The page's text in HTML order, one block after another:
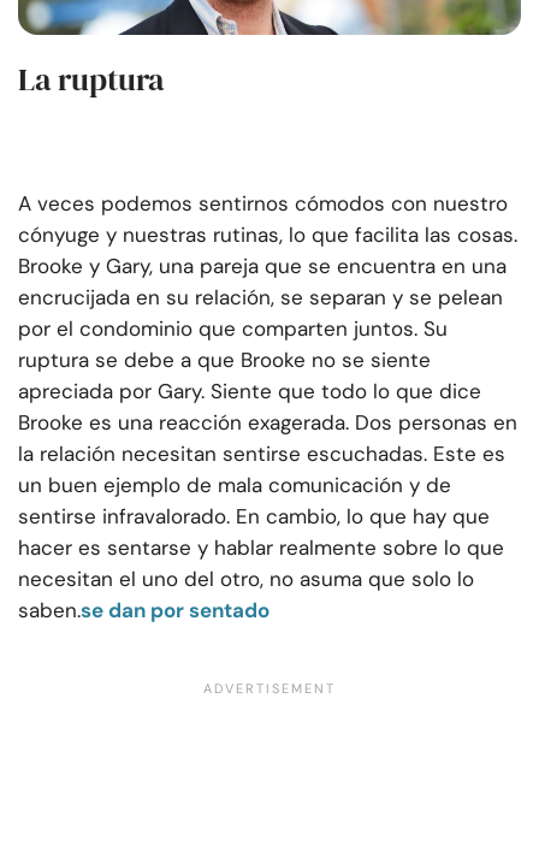
La ruptura
A veces podemos sentirnos cómodos con nuestro
cónyuge y nuestras rutinas, lo que facilita las cosas.
Brooke y Gary, una pareja que se encuentra en una
encrucijada en su relación, se separan y se pelean
por el condominio que comparten juntos. Su
ruptura se debe a que Brooke no se siente
apreciada por Gary. Siente que todo lo que dice
Brooke es una reacción exagerada. Dos personas en
la relación necesitan sentirse escuchadas. Este es
un buen ejemplo de mala comunicación y de
sentirse infravalorado. En cambio, lo que hay que
hacer es sentarse y hablar realmente sobre lo que
necesitan el uno del otro, no asuma que solo lo
saben.se dan por sentado